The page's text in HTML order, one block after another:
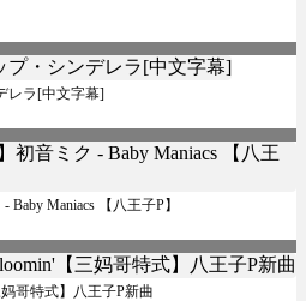
レラ[中文字幕]
Maniacs 【八王子P】
哥特式】八王子P新曲